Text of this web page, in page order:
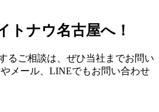
トナウ名古屋へ！
るご相談は、ぜひ当社までお問い
メール、LINEでもお問い合わせ